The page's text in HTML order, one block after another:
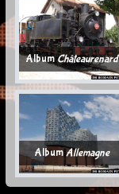
AlbumChâteaurenard
AlbumAllemagne